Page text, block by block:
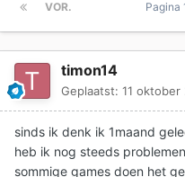
VOR. Pagina
timon14
Geplaatst: 11 oktober
sinds ik denk ik 1maand
heb ik nog steeds problemen
sommige games doen het